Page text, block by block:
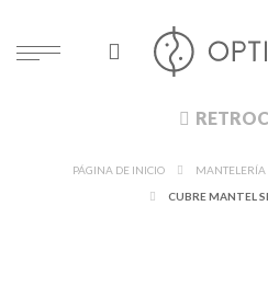
PÁGINA DE INICIO MANTELERÍA